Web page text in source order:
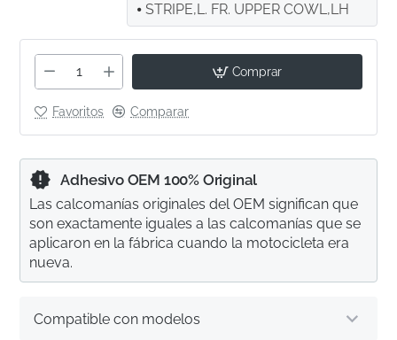
STRIPE,L. FR. UPPER COWL,LH
Comprar
Favoritos Comparar
Compatible con modelos
Adhesivo OEM 100% Original
Las calcomanías originales del OEM significan que
son exactamente iguales a las calcomanías que se
aplicaron en la fábrica cuando la motocicleta era
nueva.